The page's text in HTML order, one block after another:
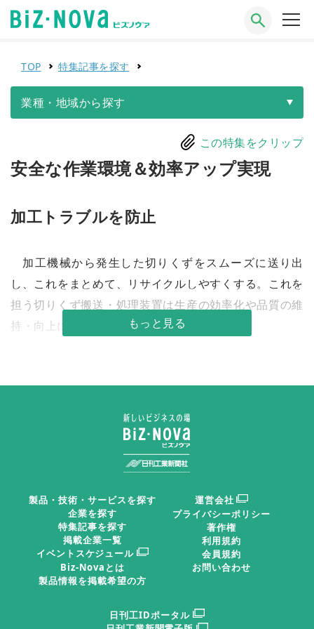
TOP 特集記事を探す
業種・地域から探す
この特集をクリップ
安全な作業環境＆効率アップ実現
加工トラブルを防止
加工機械から発生した切りくずをスムーズに送り出
し、これをまとめて、リサイクルしやすくする。これを
担う切りくず搬送・処理装置は生産の効率化や品質の維
持・向上に重要な役割を果たしている。
による目詰まりや滞留が起こったりする。これらが機械
の不具合を引き起こし、生産性や精度を低下させる例は
少なくない。プレス加工でも切りくずが干渉するカス上
がりなどのトラブルは加工品質を低下させる。こうした
トラブルを防ぎ、機械の性能をフルに発揮させるには、
切りくず類を速やかに排出することが必要だ。
さらには、人手不足が深刻化する中、人材確保の観点
からも職場環境の改善や安全確保など働きやすい現場づ
くりは一段と重要になっている。薄い切りくずは鋭利で
高圧空気による清掃では顔に当たらないように注意する
製品・技術・サービスを探す
企業を探す
特集記事を探す
掲載企業一覧
イベントスケジュール
Biz-Novaとは
製品情報を掲載希望の方
運営会社
プライバシーポリシー
著作権
利用規約
会員規約
お問い合わせ
日刊工IDポータル